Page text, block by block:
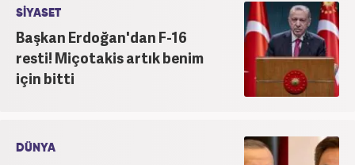
SİYASET
Başkan Erdoğan'dan F-16
resti! Miçotakis artık benim
için bitti
DÜNYA